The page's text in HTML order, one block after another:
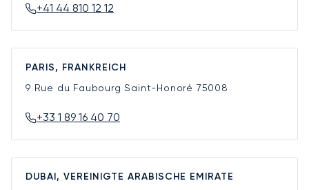
+41 44 810 12 12
PARIS, FRANKREICH
9 Rue du Faubourg Saint-Honoré 75008
+33 1 89 16 40 70
DUBAI, VEREINIGTE ARABISCHE EMIRATE